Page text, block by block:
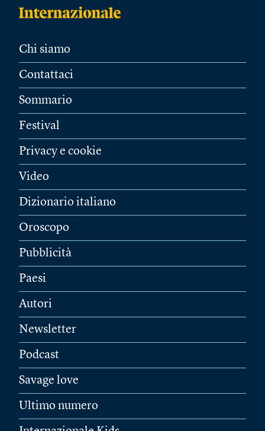
Chi siamo
Contattaci
Sommario
Festival
Privacy e cookie
Video
Dizionario italiano
Oroscopo
Pubblicità
Paesi
Autori
Newsletter
Podcast
Savage love
Ultimo numero